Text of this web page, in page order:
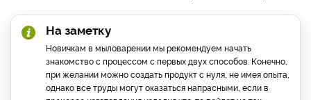
На заметку
Новичкам в мыловарении мы рекомендуем начать
знакомство с процессом с первых двух способов. Конечно,
при желании можно создать продукт с нуля, не имея опыта,
однако все труды могут оказаться напрасными, если в